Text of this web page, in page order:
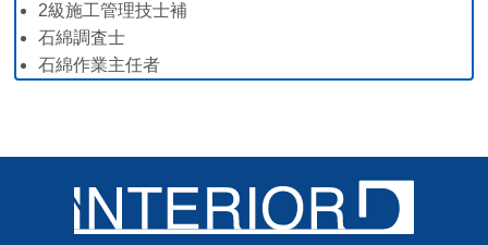
2級施工管理技士補
石綿調査士
石綿作業主任者